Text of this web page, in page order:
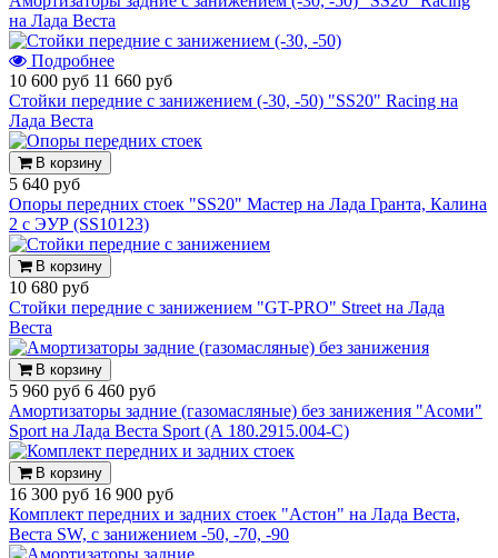
на Лада Веста
Подробнее
10 600 руб 11 660 руб
Стойки передние с занижением (-30, -50) "SS20" Racing на
Лада Веста
В корзину
5 640 руб
Опоры передних стоек "SS20" Мастер на Лада Гранта, Калина
2 с ЭУР (SS10123)
В корзину
10 680 руб
Стойки передние с занижением "GT-PRO" Street на Лада
Веста
В корзину
5 960 руб 6 460 руб
Амортизаторы задние (газомасляные) без занижения "Асоми"
Sport на Лада Веста Sport (А 180.2915.004-С)
В корзину
16 300 руб 16 900 руб
Комплект передних и задних стоек "Астон" на Лада Веста,
Веста SW, с занижением -50, -70, -90